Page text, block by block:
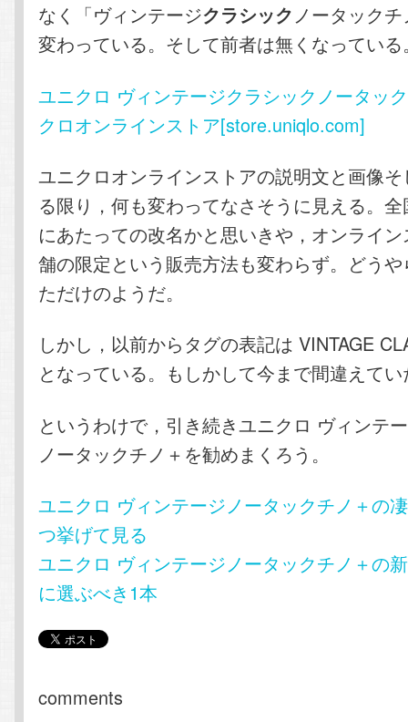
なく「ヴィンテージクラシック ノータック
変わっている。そして前者は無くなっている
ユニクロ ヴィンテージクラシックノータッ
クロオンラインストア[store.uniqlo.com]
ユニクロオンラインストアの説明文と画像
る限り，何も変わってなさそうに見える。
にあたっての改名かと思いきや，オンライ
舗の限定という販売方法も変わらず。どう
ただけのようだ。
しかし，以前からタグの表記は VINTAGE
となっている。もしかして今まで間違えて
というわけで，引き続きユニクロ ヴィンテ
ノータックチノ＋を勧めまくろう。
ユニクロ ヴィンテージノータックチノ＋の
つ挙げて見る
ユニクロ ヴィンテージノータックチノ＋の
に選ぶべき1本
comments